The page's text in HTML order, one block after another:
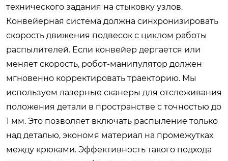
технического задания на стыковку узлов.
Конвейерная система должна синхронизировать
скорость движения подвесок с циклом работы
распылителей. Если конвейер дергается или
меняет скорость, робот-манипулятор должен
мгновенно корректировать траекторию. Мы
используем лазерные сканеры для отслеживания
положения детали в пространстве с точностью до
1 мм. Это позволяет включать распыление только
над деталью, экономя материал на промежутках
между крюками. Эффективность такого подхода